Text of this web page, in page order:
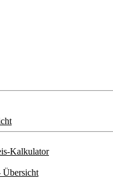
Kalkulator
Übersicht